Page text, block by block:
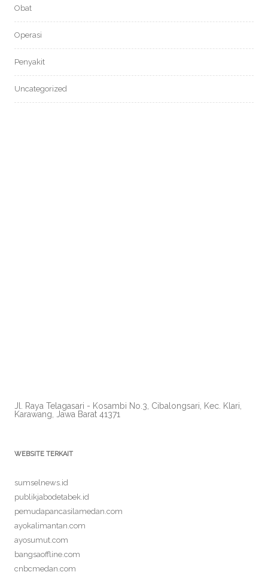
Obat
Operasi
Penyakit
Uncategorized
Jl. Raya Telagasari - Kosambi No.3, Cibalongsari, Kec. Klari,
Karawang, Jawa Barat 41371
WEBSITE TERKAIT
sumselnews.id
publikjabodetabek.id
pemudapancasilamedan.com
ayokalimantan.com
ayosumut.com
bangsaoffline.com
cnbcmedan.com